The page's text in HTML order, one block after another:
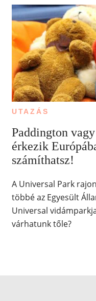
UTAZÁS
Paddington
érkezik
számíthatsz!
A Universal Park
többé az Egyesült
Universal
várhatunk tőle?